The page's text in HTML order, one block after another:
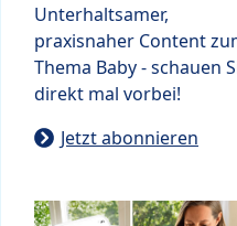
Unterhaltsamer,
praxisnaher Content
Thema Baby - schauen
direkt mal vorbei!
Jetzt abonnieren